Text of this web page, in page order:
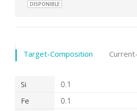
DISPONIBLE
Target-Composition
Detalles del producto
Si
0.1
Fe
0.1